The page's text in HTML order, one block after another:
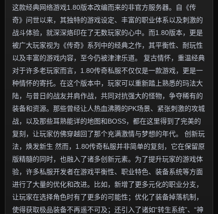
这款经典网络游戏1.80版本改编而来的非官方服务器。自《传
奇》问世以来，其独特的游戏设定、丰富的职业体系以及刺激的
战斗体验，就深深烙印在了无数玩家的心中。而1.80版本，更是
被广大玩家视为《传奇》系列中的经典之作，其平衡性、耐玩性
以及丰富的游戏内容，至今仍被津津乐道。 复古情怀，重温经典
对于许多老玩家而言，1.80传奇私服不仅仅是一款游戏，更是一
种情怀的寄托。在这个版本中，玩家可以重新踏上熟悉的玛法大
陆，与昔日的战友并肩作战，共同对抗强大的怪物，争夺稀有的
装备和资源。那些曾经让人热血沸腾的PK场景、紧张刺激的攻城
战，以及那些耳熟能详的地图和BOSS，都在这里得到了完美的
复刻，让玩家仿佛穿越回了那个充满激情与梦想的年代。 创新玩
法，焕发新生 然而，1.80传奇私服并非简单的复刻，它在保留原
版精髓的同时，也融入了诸多创新元素。为了提升玩家的游戏体
验，许多私服开发者在游戏平衡性、职业特色、装备系统等方面
进行了大量的优化和改进。比如，新增了更多元化的职业分支，
让玩家在选择角色时有了更多的可能性；优化了装备掉落机制，
使得获取极品装备不再遥不可及；还引入了诸如“转生系统”、“神